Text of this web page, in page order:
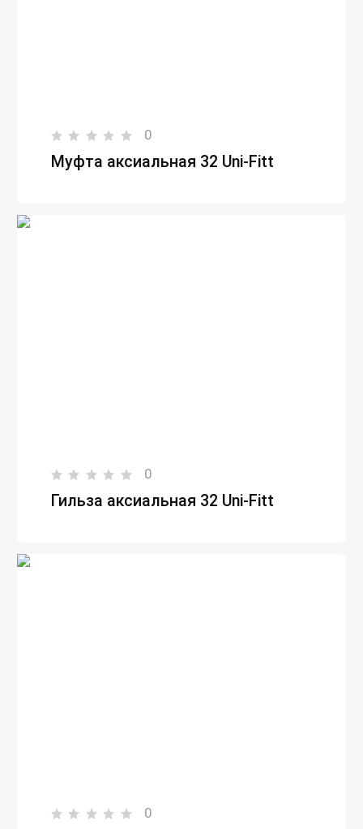
0
Муфта аксиальная 32 Uni-Fitt
0
Гильза аксиальная 32 Uni-Fitt
0